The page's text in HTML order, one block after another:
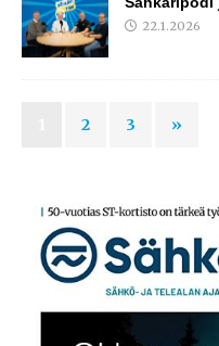
22.1.2026
2 3 »